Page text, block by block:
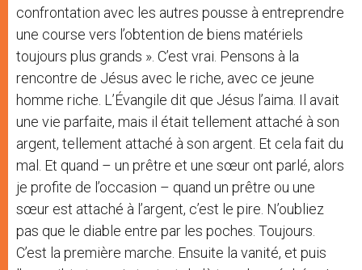
confrontation avec les autres pousse à entreprendre
une course vers l’obtention de biens matériels
toujours plus grands ». C’est vrai. Pensons à la
rencontre de Jésus avec le riche, avec ce jeune
homme riche. L’Évangile dit que Jésus l’aima. Il avait
une vie parfaite, mais il était tellement attaché à son
argent, tellement attaché à son argent. Et cela fait du
mal. Et quand – un prêtre et une sœur ont parlé, alors
je profite de l’occasion – quand un prêtre ou une
sœur est attaché à l’argent, c’est le pire. N’oubliez
pas que le diable entre par les poches. Toujours.
C’est la première marche. Ensuite la vanité, et puis